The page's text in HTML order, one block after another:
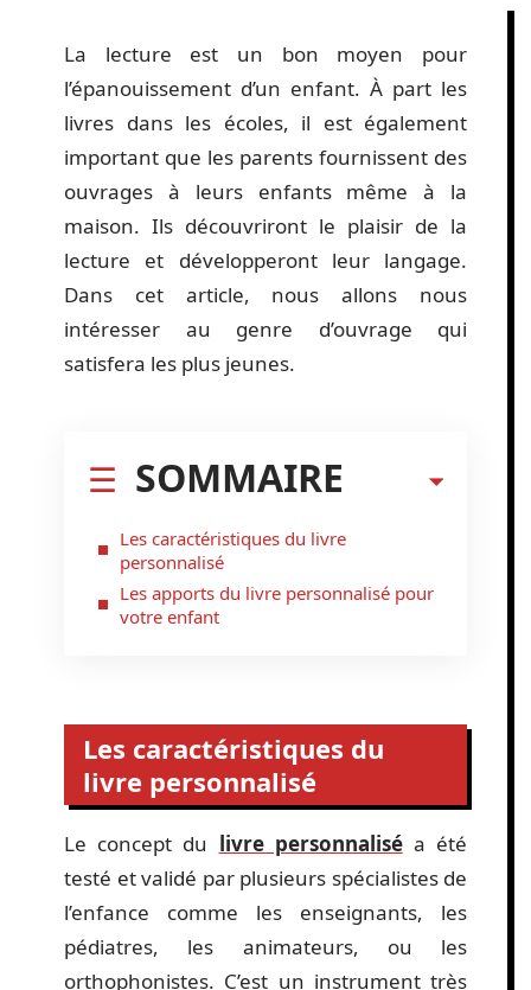
La lecture est un bon moyen pour
l’épanouissement d’un enfant. À part les
livres dans les écoles, il est également
important que les parents fournissent des
ouvrages à leurs enfants même à la
maison. Ils découvriront le plaisir de la
lecture et développeront leur langage.
Dans cet article, nous allons nous
intéresser au genre d’ouvrage qui
satisfera les plus jeunes.
SOMMAIRE
Les caractéristiques du livre
personnalisé
Les apports du livre personnalisé pour
votre enfant
Les caractéristiques du
livre personnalisé
Le concept du livre personnaliséa été
testé et validé par plusieurs spécialistes de
l’enfance comme les enseignants, les
pédiatres, les animateurs, ou les
orthophonistes. C’est un instrument très